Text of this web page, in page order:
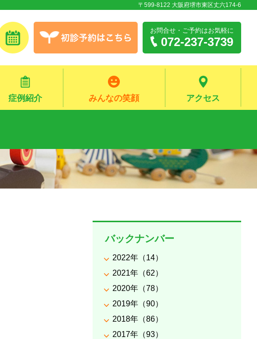
〒599-8122 大阪府堺市東区丈六174-6
お問合せ・ご予約はお気軽に
072-237-3739
症例紹介 みんなの笑顔 アクセス
バックナンバー
2022年（14）
2021年（62）
2020年（78）
2019年（90）
2018年（86）
2017年（93）